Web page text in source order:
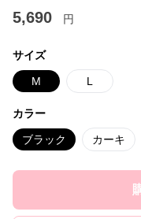
5,690 円
サイズ
M L
カラー
ブラック カーキ